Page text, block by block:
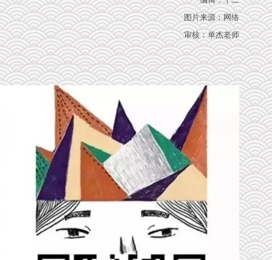
图片来源：网络
审核：单杰老师